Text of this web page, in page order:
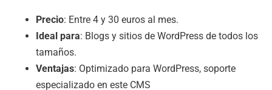
Precio: Entre 4 y 30 euros al mes.
Ideal para: Blogs y sitios de WordPress de todos los
tamaños.
Ventajas: Optimizado para WordPress, soporte
especializado en este CMS